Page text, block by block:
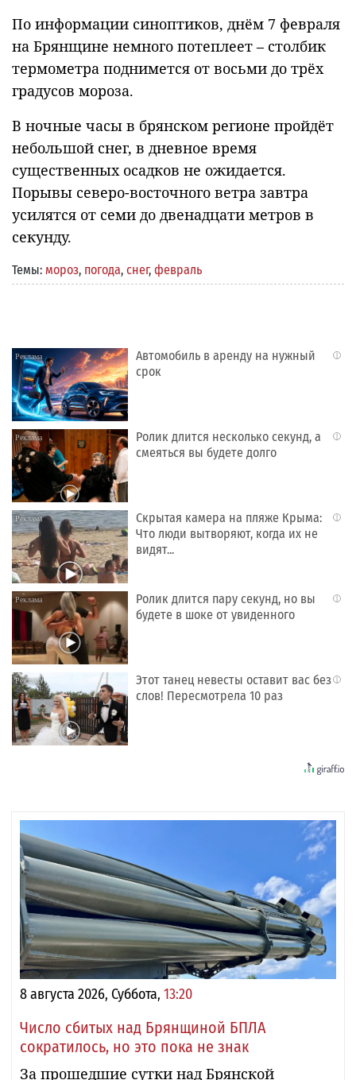
По информации синоптиков, днём 7 февраля
на Брянщине немного потеплеет – столбик
термометра поднимется от восьми до трёх
градусов мороза.
В ночные часы в брянском регионе пройдёт
небольшой снег, в дневное время
существенных осадков не ожидается.
Порывы северо-восточного ветра завтра
усилятся от семи до двенадцати метров в
секунду.
Темы: мороз, погода, снег, февраль
i
Автомобиль в аренду на нужный
срок
i
Ролик длится несколько секунд, а
смеяться вы будете долго
i
Скрытая камера на пляже Крыма:
Что люди вытворяют, когда их не
видят...
i
Ролик длится пару секунд, но вы
будете в шоке от увиденного
i
Этот танец невесты оставит вас без
слов! Пересмотрела 10 раз
8 августа 2026, Суббота, 13:20
Число сбитых над Брянщиной БПЛА
сократилось, но это пока не знак
За прошедшие сутки над Брянской